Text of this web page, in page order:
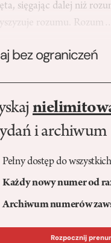
sięgając dalej niż
rozumu. Rozum…
bez ograniczeń
i archiwum
Pełny dostęp do
Każdy nowy numer od
Archiwum numerów
Rozpocznij